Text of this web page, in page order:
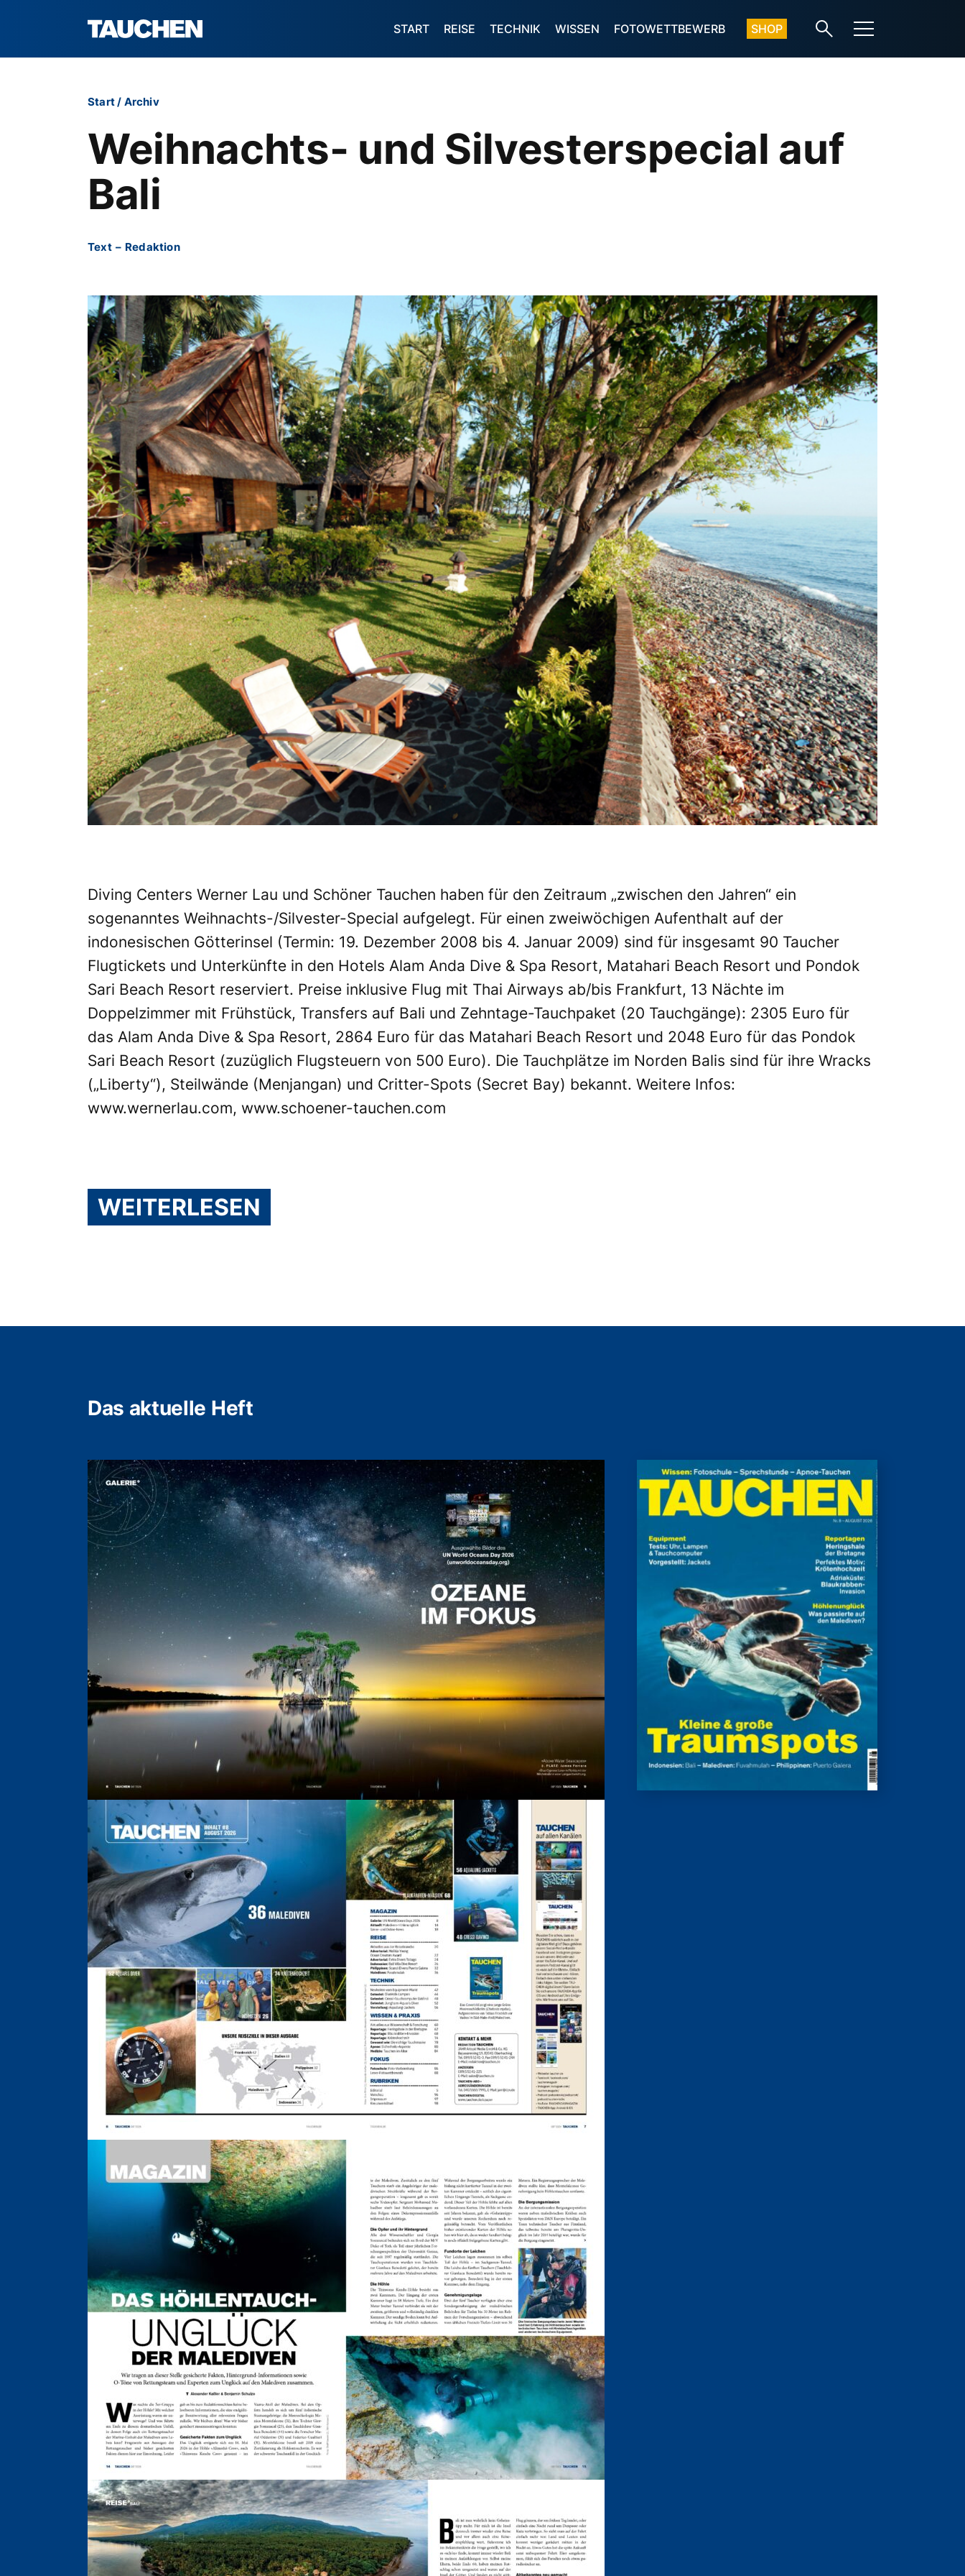
START REISE TECHNIK WISSEN FOTOWETTBEWERB SHOP
Start/ Archiv
Weihnachts- und Silvesterspecial auf
Bali
Text – Redaktion
Diving Centers Werner Lau und Schöner Tauchen haben für den Zeitraum „zwischen den Jahren“ ein
sogenanntes Weihnachts-/Silvester-Special aufgelegt. Für einen zweiwöchigen Aufenthalt auf der
indonesischen Götterinsel (Termin: 19. Dezember 2008 bis 4. Januar 2009) sind für insgesamt 90 Taucher
Flugtickets und Unterkünfte in den Hotels Alam Anda Dive & Spa Resort, Matahari Beach Resort und Pondok
Sari Beach Resort reserviert. Preise inklusive Flug mit Thai Airways ab/bis Frankfurt, 13 Nächte im
Doppelzimmer mit Frühstück, Transfers auf Bali und Zehntage-Tauchpaket (20 Tauchgänge): 2305 Euro für
das Alam Anda Dive & Spa Resort, 2864 Euro für das Matahari Beach Resort und 2048 Euro für das Pondok
Sari Beach Resort (zuzüglich Flugsteuern von 500 Euro). Die Tauchplätze im Norden Balis sind für ihre Wracks
(„Liberty“), Steilwände (Menjangan) und Critter-Spots (Secret Bay) bekannt. Weitere Infos:
www.wernerlau.com, www.schoener-tauchen.com
WEITERLESEN
Das aktuelle Heft